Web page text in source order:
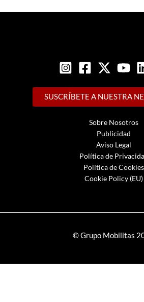
SUSCRÍBETE A NUESTRA
Sobre Nosotros
Publicidad
Aviso Legal
Política de
Política de Cookies
Cookie Policy (EU)
© Grupo Mobilitas